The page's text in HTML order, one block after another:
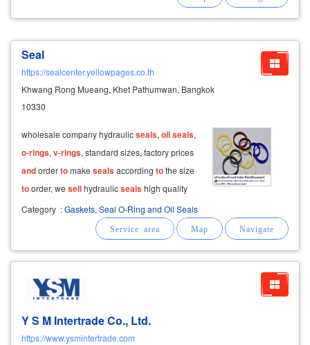
Seal
https://sealcenter.yellowpages.co.th
Khwang Rong Mueang, Khet Pathumwan, Bangkok
10330
wholesale company hydraulicseals, oilseals,
o-rings, v-rings, standard sizes, factory prices
andordertomake sealsaccording tothe size
toorder, we sellhydraulicsealshigh quality
products, selling2-sided pistonseals , core
seals , steel edge seals, shock
Category :Gaskets, Seal O-Ring and Oil Seals
Y S M Intertrade Co., Ltd.
https://www.ysmintertrade.com